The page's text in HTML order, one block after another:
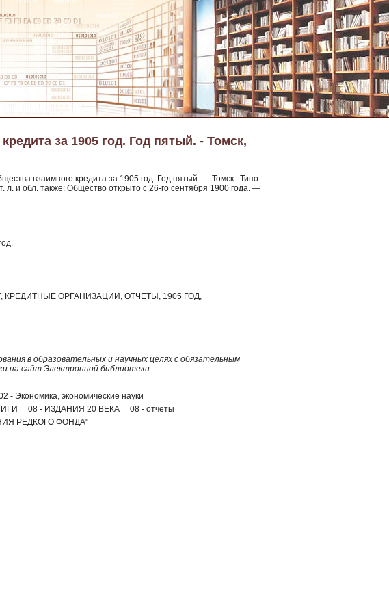
за 1905 год. Год пятый. - Томск,
взаимного кредита за 1905 год. Год пятый. — Томск : Типо-
и обл. также: Общество открыто с 26-го сентября 1900 года. —
КРЕДИТНЫЕ ОРГАНИЗАЦИИ, ОТЧЕТЫ, 1905 ГОД,
в образовательных и научных целях с обязательным
на сайт Электронной библиотеки.
- Экономика, экономические науки
08 - ИЗДАНИЯ 20 ВЕКА
08 - отчеты
РЕДКОГО ФОНДА"